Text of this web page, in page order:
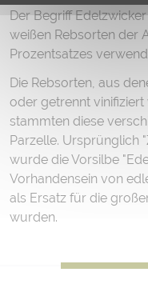
Der Begriff
weißen Rebsorten der
Prozentsatzes
Die Rebsorten, aus
oder getrennt
stammten diese
Parzelle. Ursprünglich
wurde die Vorsilbe
Vorhandensein von
als Ersatz für die
wurden.